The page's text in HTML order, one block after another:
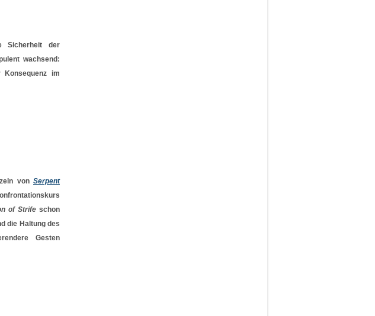
Sicherheit der
wachsend:
im
von Serpent
of Strife schon
die Haltung des
Gesten